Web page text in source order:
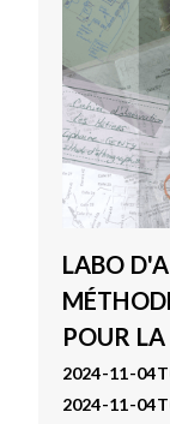
LABO
POUR
2024-11-
2024-11-